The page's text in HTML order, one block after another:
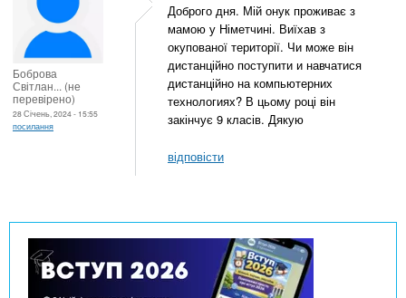
Боброва
Світлан... (не
перевірено)
28 Січень, 2024 - 15:55
посилання
Доброго дня. Мій онук проживає з
мамою у Німетчині. Виїхав з
окупованої території. Чи може він
дистанційно поступити и навчатися
дистанційно на компьютерних
технологиях? В цьому році він
закінчує 9 класів. Дякую
відповісти